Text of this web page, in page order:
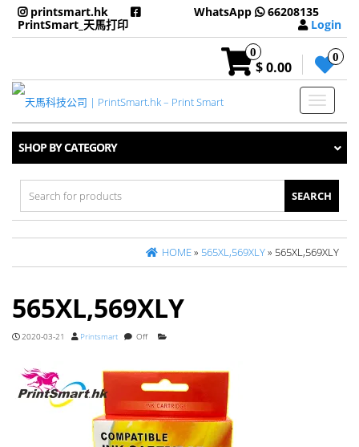
printsmart.hk
PrintSmart_天馬打印
WhatsApp
66208135
Login
0
$ 0.00
0
Toggle
SHOP BY CATEGORY
Search
for:
HOME» 565XL,569XLY» 565XL,569XLY
565XL,569XLY
2020-03-21 Printsmart Off